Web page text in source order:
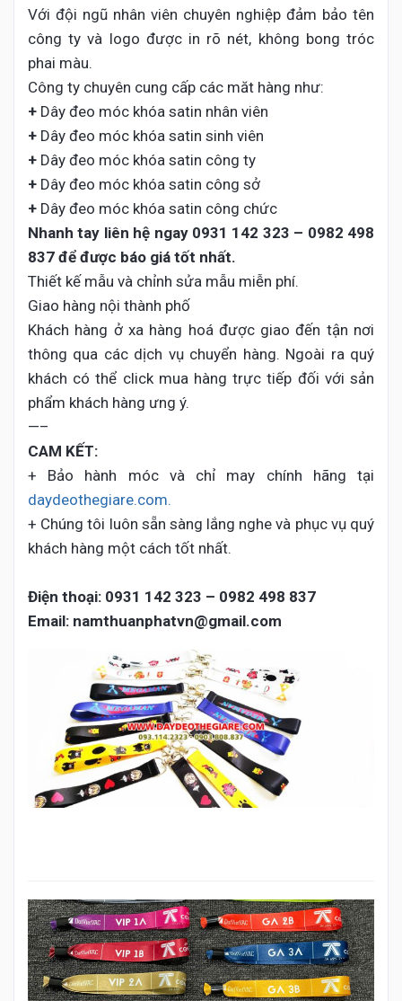
Với đội ngũ nhân viên chuyên nghiệp đảm bảo tên
công ty và logo được in rõ nét, không bong tróc
phai màu.
Công ty chuyên cung cấp các măt hàng như:
+ Dây đeo móc khóa satin nhân viên
+ Dây đeo móc khóa satin sinh viên
+ Dây đeo móc khóa satin công ty
+ Dây đeo móc khóa satin công sở
+ Dây đeo móc khóa satin công chức
Nhanh tay liên hệ ngay 0931 142 323 – 0982 498
837 để được báo giá tốt nhất.
Thiết kế mẫu và chỉnh sửa mẫu miễn phí.
Giao hàng nội thành phố
Khách hàng ở xa hàng hoá được giao đến tận nơi
thông qua các dịch vụ chuyển hàng. Ngoài ra quý
khách có thể click mua hàng trực tiếp đối với sản
phẩm khách hàng ưng ý.
—–
CAM KẾT:
+ Bảo hành móc và chỉ may chính hãng tại
daydeothegiare.com.
+ Chúng tôi luôn sẵn sàng lắng nghe và phục vụ quý
khách hàng một cách tốt nhất.
Điện thoại: 0931 142 323 – 0982 498 837
Email: namthuanphatvn@gmail.com